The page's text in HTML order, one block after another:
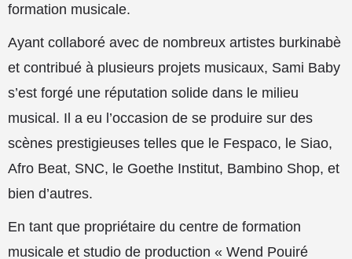
formation musicale.
Ayant collaboré avec de nombreux artistes burkinabè
et contribué à plusieurs projets musicaux, Sami Baby
s’est forgé une réputation solide dans le milieu
musical. Il a eu l’occasion de se produire sur des
scènes prestigieuses telles que le Fespaco, le Siao,
Afro Beat, SNC, le Goethe Institut, Bambino Shop, et
bien d’autres.
En tant que propriétaire du centre de formation
musicale et studio de production « Wend Pouiré